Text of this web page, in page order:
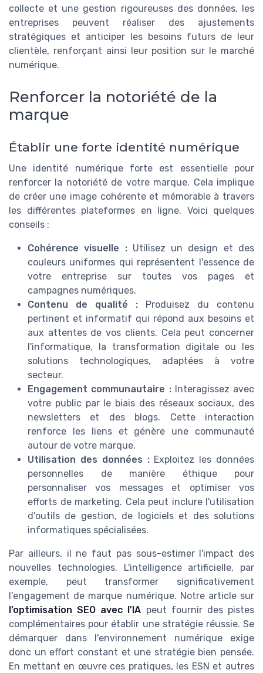
collecte et une gestion rigoureuses des données, les
entreprises peuvent réaliser des ajustements
stratégiques et anticiper les besoins futurs de leur
clientèle, renforçant ainsi leur position sur le marché
numérique.
Renforcer la notoriété de la
marque
Établir une forte identité numérique
Une identité numérique forte est essentielle pour
renforcer la notoriété de votre marque. Cela implique
de créer une image cohérente et mémorable à travers
les différentes plateformes en ligne. Voici quelques
conseils :
Cohérence visuelle :Utilisez un design et des
couleurs uniformes qui représentent l'essence de
votre entreprise sur toutes vos pages et
campagnes numériques.
Contenu de qualité : Produisez du contenu
pertinent et informatif qui répond aux besoins et
aux attentes de vos clients. Cela peut concerner
l'informatique, la transformation digitale ou les
solutions technologiques, adaptées à votre
secteur.
Engagement communautaire :Interagissez avec
votre public par le biais des réseaux sociaux, des
newsletters et des blogs. Cette interaction
renforce les liens et génère une communauté
autour de votre marque.
Utilisation des données :Exploitez les données
personnelles de manière éthique pour
personnaliser vos messages et optimiser vos
efforts de marketing. Cela peut inclure l'utilisation
d'outils de gestion, de logiciels et des solutions
informatiques spécialisées.
Par ailleurs, il ne faut pas sous-estimer l'impact des
nouvelles technologies. L'intelligence artificielle, par
exemple, peut transformer significativement
l'engagement de marque numérique. Notre article sur
l’optimisation SEO avec l'IA peut fournir des pistes
complémentaires pour établir une stratégie réussie. Se
démarquer dans l'environnement numérique exige
donc un effort constant et une stratégie bien pensée.
En mettant en œuvre ces pratiques, les ESN et autres